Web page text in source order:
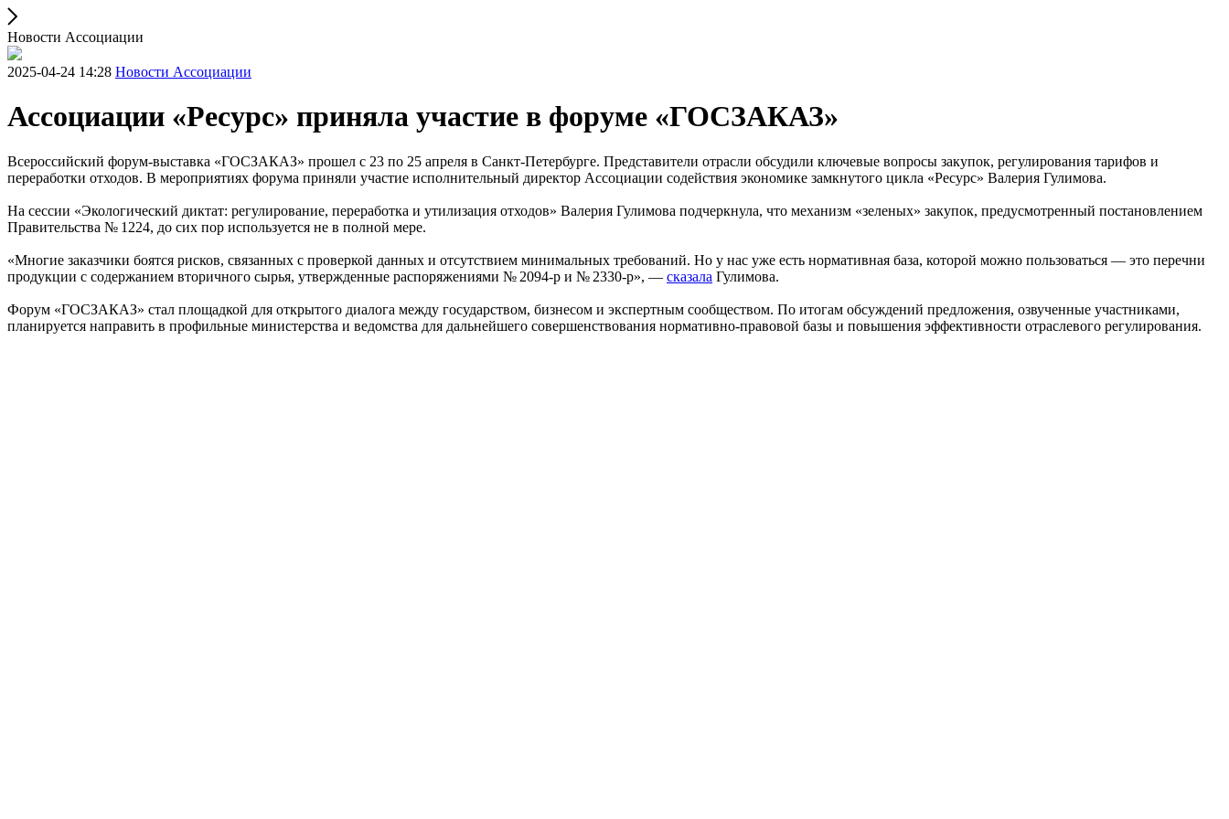
Новости Ассоциации
2025-04-24 14:28 Новости Ассоциации
Ассоциации «Ресурс» приняла участие в форуме «ГОСЗАКАЗ»
Всероссийский форум-выставка «ГОСЗАКАЗ» прошел с 23 по 25 апреля в Санкт-Петербурге. Представители отрасли обсудили ключевые вопросы закупок, регулирования тарифов и
переработки отходов. В мероприятиях форума приняли участие исполнительный директор Ассоциации содействия экономике замкнутого цикла «Ресурс» Валерия Гулимова.
На сессии «Экологический диктат: регулирование, переработка и утилизация отходов» Валерия Гулимова подчеркнула, что механизм «зеленых» закупок, предусмотренный постановлением
Правительства № 1224, до сих пор используется не в полной мере.
«Многие заказчики боятся рисков, связанных с проверкой данных и отсутствием минимальных требований. Но у нас уже есть нормативная база, которой можно пользоваться — это перечни
продукции с содержанием вторичного сырья, утвержденные распоряжениями № 2094-р и № 2330-р», — сказала Гулимова.
Форум «ГОСЗАКАЗ» стал площадкой для открытого диалога между государством, бизнесом и экспертным сообществом. По итогам обсуждений предложения, озвученные участниками,
планируется направить в профильные министерства и ведомства для дальнейшего совершенствования нормативно-правовой базы и повышения эффективности отраслевого регулирования.